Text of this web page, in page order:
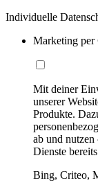
Individuelle
Marketing per
Mit deiner
unserer
Produkte.
ab und nutzen
Dienste
Bing, Criteo,